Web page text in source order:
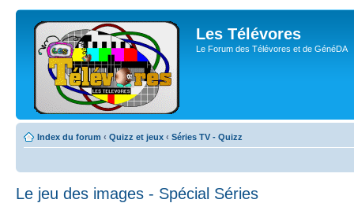
Les Télévores
Le Forum des Télévores et de GénéDA
Index du forum ‹ Quizz et jeux ‹ Séries TV - Quizz
Le jeu des images - Spécial Séries